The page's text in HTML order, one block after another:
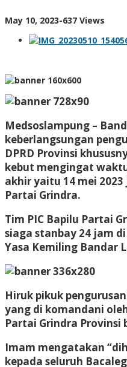
May 10, 2023by
-637 Views
Medsoslampung –
keberlangsungan
DPRD Provinsi
kebut mengingat
akhir yaitu 14 mei
Partai Grindra.
Tim PIC Bapilu Partai
siaga stanbay 24 jam
Yasa Kemiling Bandar
Hiruk pikuk
yang di komandani
Partai Grindra Provinsi
Imam mengatakan
kepada seluruh